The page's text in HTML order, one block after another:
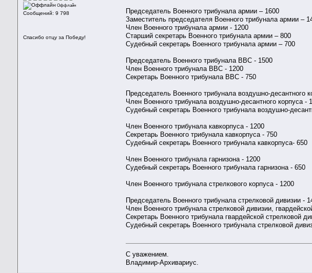
Оффлайн
Сообщений: 9 798
Спасибо отцу за Победу!
Председатель Военного трибунала армии – 1600
Заместитель председателя Военного трибунала армии –
Член Военного трибунала армии - 1200
Старший секретарь Военного трибунала армии – 800
Судебный секретарь Военного трибунала армии – 700
Председатель Военного трибунала ВВС - 1500
Член Военного трибунала ВВС - 1200
Секретарь Военного трибунала ВВС - 750
Председатель Военного трибунала воздушно-десантного
Член Военного трибунала воздушно-десантного корпуса -
Судебный секретарь Военного трибунала воздушно-
Член Военного трибунала кавкорпуса - 1200
Секретарь Военного трибунала кавкорпуса - 750
Судебный секретарь Военного трибунала кавкорпуса- 650
Член Военного трибунала гарнизона - 1200
Судебный секретарь Военного трибунала гарнизона - 650
Член Военного трибунала стрелкового корпуса - 1200
Председатель Военного трибунала стрелковой дивизии -
Член Военного трибунала стрелковой дивизии,
Секретарь Военного трибунала гвардейской стрелковой
Судебный секретарь Военного трибунала стрелковой
С уважением.
Владимир-Архивариус.